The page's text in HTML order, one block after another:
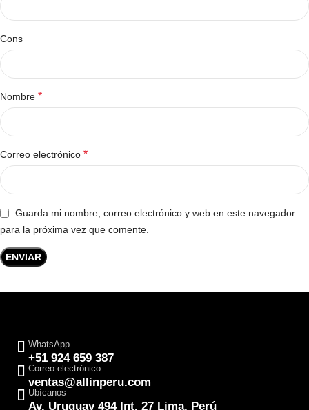
Cons
Nombre *
Correo electrónico *
Guarda mi nombre, correo electrónico y web en este navegador
para la próxima vez que comente.
WhatsApp
+51 924 659 387
Correo electrónico
ventas@allinperu.com
Ubícanos
Av. Uruguay 494 Int. 27 Lima, Perú